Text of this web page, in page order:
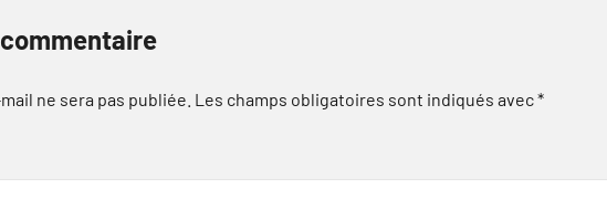
ne sera pas publiée. Les champs obligatoires sont indiqués avec*